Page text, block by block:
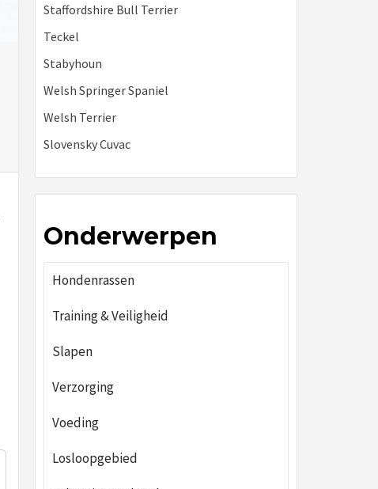
Staffordshire Bull Terrier
Teckel
Stabyhoun
Welsh Springer Spaniel
Welsh Terrier
Slovensky Cuvac
Onderwerpen
Hondenrassen
Training & Veiligheid
Slapen
Verzorging
Voeding
Losloopgebied